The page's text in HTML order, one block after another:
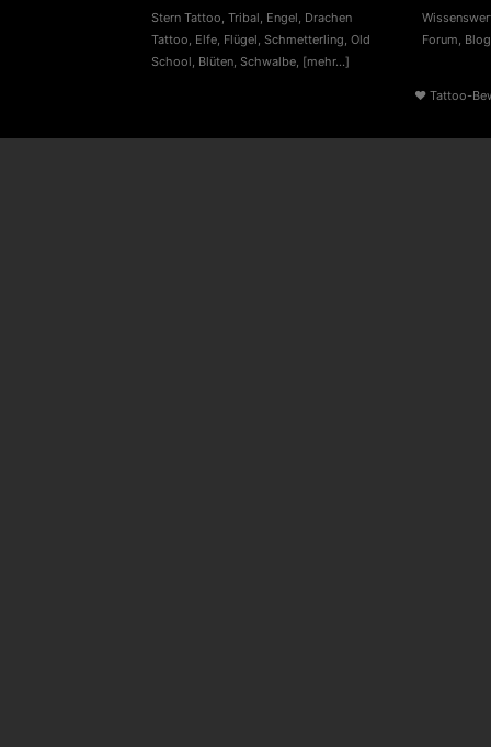
Stern Tattoo, Tribal, Engel, Drachen
Tattoo, Elfe, Flügel, Schmetterling, Old
School, Blüten, Schwalbe, [mehr...]
Forum, Blog
♥ Tattoo-